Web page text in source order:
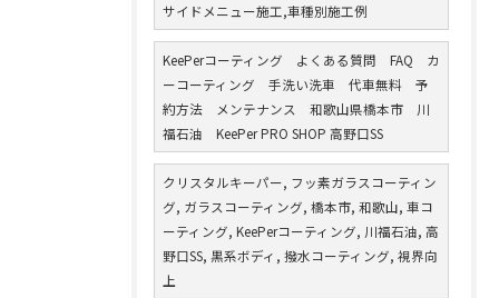
サイドメニュー施工,車種別施工例
KeePerコーティング よくある質問 FAQ カ
ーコーティング 手洗い洗車 代車無料 予
約方法 メンテナンス 和歌山県橋本市 川
福石油 KeePer PRO SHOP 高野口SS
クリスタルキーパー, フッ素ガラスコーティン
グ, ガラスコーティング, 橋本市, 和歌山, 車コ
ーティング, KeePerコーティング, 川福石油, 高
野口SS, 黒系ボディ, 撥水コーティング, 視界向
上